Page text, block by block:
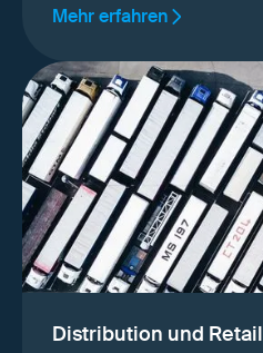
Mehr erfahren
Distribution und Retail